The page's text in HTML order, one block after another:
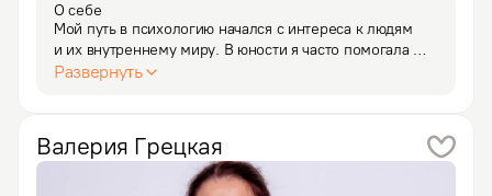
О себе
Мой путь в психологию начался с интереса к людям
и их внутреннему миру. В юности я часто помогала
друзьям и близким, разбираясь в их чувствах
Развернуть
Валерия Грецкая